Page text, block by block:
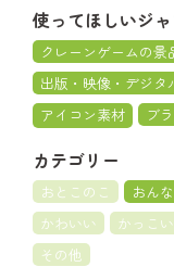
使ってほしいジ
クレーンゲームの景
出版・映像・デジタ
アイコン素材
ブ
カテゴリー
おとこのこ おん
かわいい
かっこ
その他